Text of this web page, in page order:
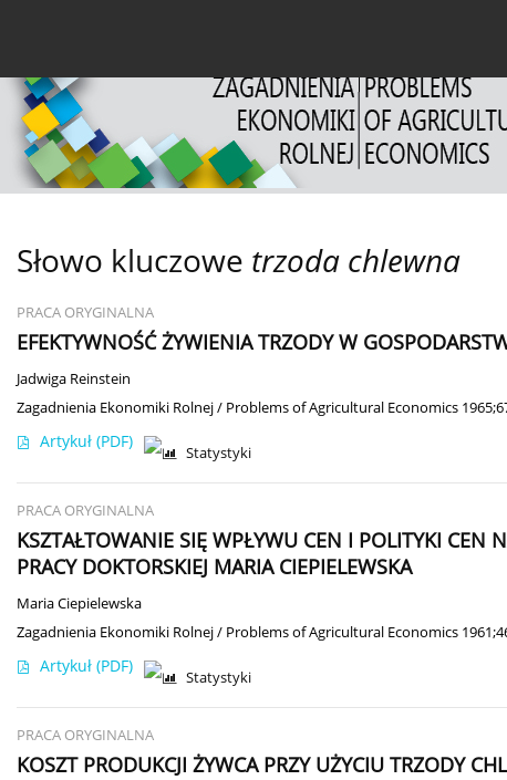
Słowo kluczowe trzoda chlewna
PRACA ORYGINALNA
EFEKTYWNOŚĆ ŻYWIENIA TRZODY W
Jadwiga Reinstein
Zagadnienia Ekonomiki Rolnej / Problems of Agricultural Economics
Artykuł (PDF)
Statystyki
PRACA ORYGINALNA
KSZTAŁTOWANIE SIĘ WPŁYWU CEN I POLITYKI CEN
PRACY DOKTORSKIEJ MARIA CIEPIELEWSKA
Maria Ciepielewska
Zagadnienia Ekonomiki Rolnej / Problems of Agricultural Economics
Artykuł (PDF)
Statystyki
PRACA ORYGINALNA
KOSZT PRODUKCJI ŻYWCA PRZY UŻYCIU TRZODY